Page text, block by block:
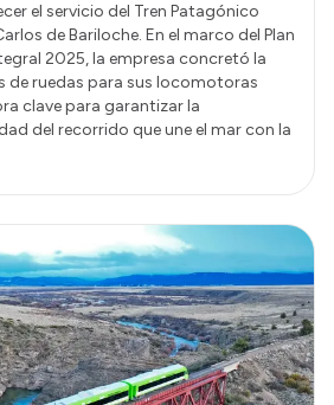
el servicio del Tren Patagónico
de Bariloche. En el marco del Plan
2025, la empresa concretó la
de ruedas para sus locomotoras
clave para garantizar la
del recorrido que une el mar con la